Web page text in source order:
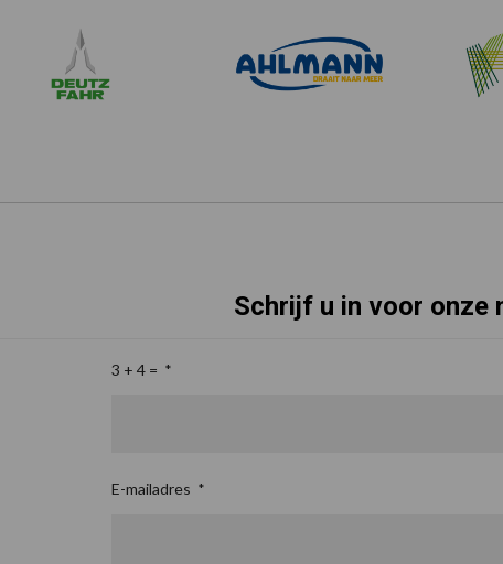
Schrijf u in voor onze
3 + 4 = *
E-mailadres *